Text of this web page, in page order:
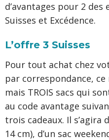
d’avantages pour 2 des
Suisses et Excédence.
L’offre 3 Suisses
Pour tout achat chez
par correspondance, ce
mais TROIS sacs qui
au code avantage
trois cadeaux. Il s’agira
14 cm), d’un sac